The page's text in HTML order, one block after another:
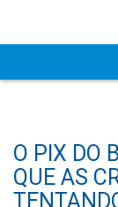
O PIX DO
QUE AS